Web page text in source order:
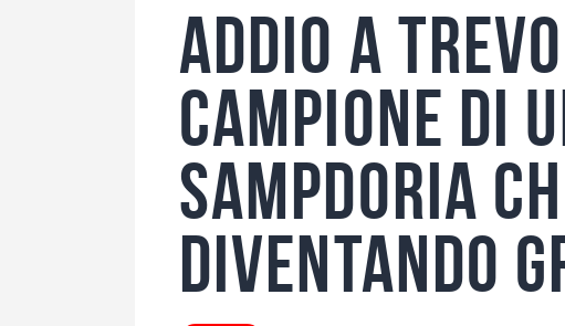
Addio a
campione di
Sampdoria
diventando